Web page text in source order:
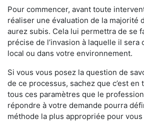
Pour commencer, avant toute
réaliser une évaluation de la majorité
aurez subis. Cela lui permettra de se
précise de l’invasion à laquelle il
local ou dans votre environnement.
Si vous vous posez la question de
de ce processus, sachez que c’est en
tous ces paramètres que le
répondre à votre demande pourra
méthode la plus appropriée pour